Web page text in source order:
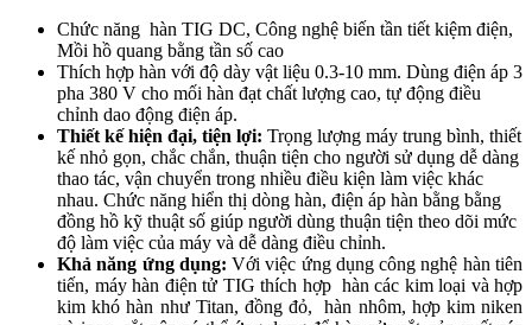
Chức năng hàn TIG DC, Công nghệ biến tần tiết kiệm điện,
Mồi hồ quang bằng tần số cao
Thích hợp hàn với độ dày vật liệu 0.3-10 mm. Dùng điện áp 3
pha 380 V cho mối hàn đạt chất lượng cao, tự động điều
chỉnh dao động điện áp.
Thiết kế hiện đại, tiện lợi: Trọng lượng máy trung bình, thiết
kế nhỏ gọn, chắc chắn, thuận tiện cho người sử dụng dễ dàng
thao tác, vận chuyển trong nhiều điều kiện làm việc khác
nhau. Chức năng hiển thị dòng hàn, điện áp hàn bằng bằng
đồng hồ kỹ thuật số giúp người dùng thuận tiện theo dõi mức
độ làm việc của máy và dễ dàng điều chỉnh.
Khả năng ứng dụng: Với việc ứng dụng công nghệ hàn tiên
tiến, máy hàn điện tử TIG thích hợp hàn các kim loại và hợp
kim khó hàn như Titan, đồng đỏ, hàn nhôm, hợp kim niken